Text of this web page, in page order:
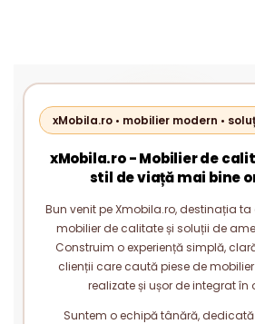
xMobila.ro • mobilier modern •
xMobila.ro - Mobilier de
stil de viață mai bine
Bun venit pe Xmobila.ro, destinația ta
mobilier de calitate și soluții de
Construim o experiență simplă,
clienții care caută piese de
realizate și ușor de integrat în
Suntem o echipă tânără,